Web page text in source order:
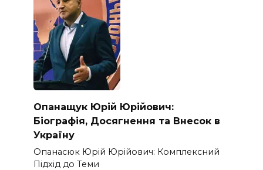
Опанащук Юрій Юрійович:
Біографія, Досягнення та Внесок в
Україну
Опанасюк Юрій Юрійович: Комплексний
Підхід до Теми